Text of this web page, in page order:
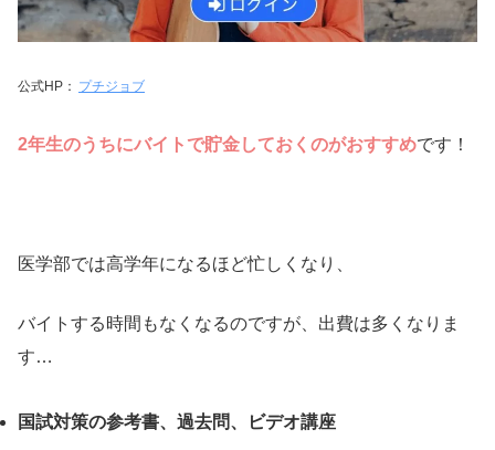
公式HP： プチジョブ
2年生のうちにバイトで貯金しておくのがおすすめです！
医学部では高学年になるほど忙しくなり、
バイトする時間もなくなるのですが、出費は多くなりま
す…
国試対策の参考書、過去問、ビデオ講座